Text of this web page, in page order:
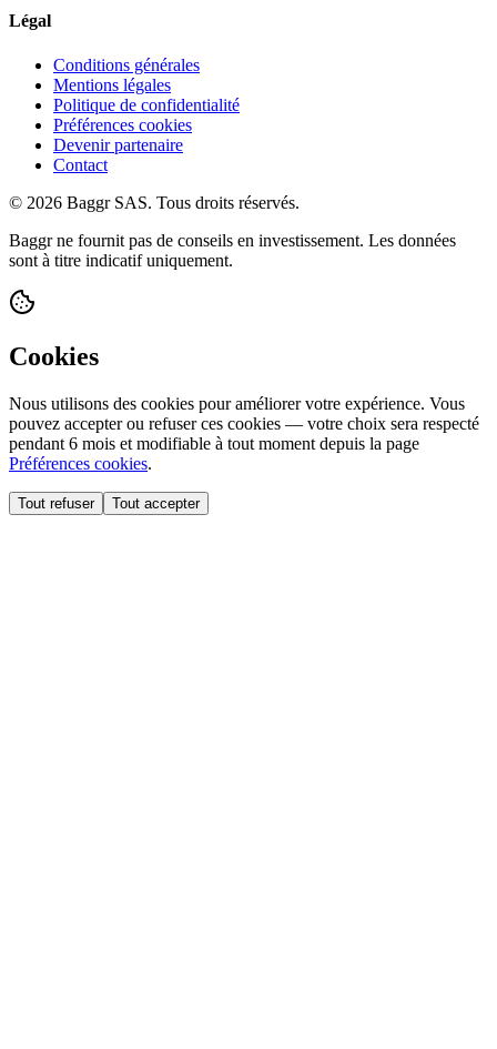
Légal
Conditions générales
Mentions légales
Politique de confidentialité
Préférences cookies
Devenir partenaire
Contact
© 2026 Baggr SAS. Tous droits réservés.
Baggr ne fournit pas de conseils en investissement. Les données
sont à titre indicatif uniquement.
Cookies
Nous utilisons des cookies pour améliorer votre expérience. Vous
pouvez accepter ou refuser ces cookies — votre choix sera respecté
pendant 6 mois et modifiable à tout moment depuis la page
Préférences cookies.
Tout refuser Tout accepter